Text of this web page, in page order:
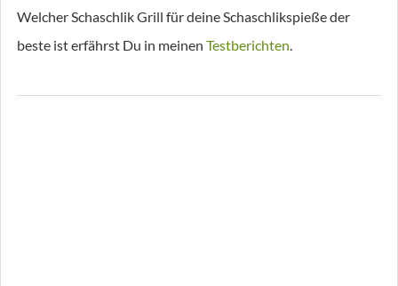
Welcher Schaschlik Grill für deine Schaschlikspieße der
beste ist erfährst Du in meinen Testberichten.